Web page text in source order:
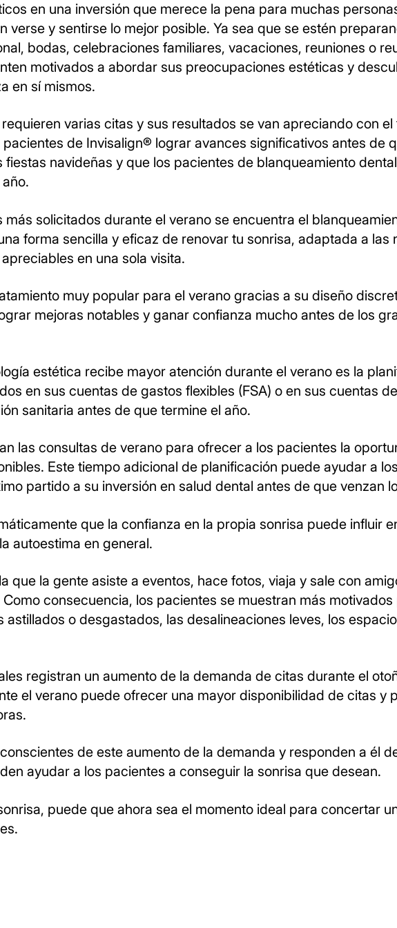
en una inversión que merece la pena para muchas
verse y sentirse lo mejor posible. Ya sea que se estén
bodas, celebraciones familiares, vacaciones, reuniones o
motivados a abordar sus preocupaciones estéticas y
en sí mismos.
varias citas y sus resultados se van apreciando con
de Invisalign® lograr avances significativos antes de
fiestas navideñas y que los pacientes de blanqueamiento
solicitados durante el verano se encuentra el
forma sencilla y eficaz de renovar tu sonrisa, adaptada a
en una sola visita.
muy popular para el verano gracias a su diseño
mejoras notables y ganar confianza mucho antes de los
estética recibe mayor atención durante el verano es la
en sus cuentas de gastos flexibles (FSA) o en sus cuentas
sanitaria antes de que termine el año.
las consultas de verano para ofrecer a los pacientes la
Este tiempo adicional de planificación puede ayudar a
partido a su inversión en salud dental antes de que venzan
que la confianza en la propia sonrisa puede influir
autoestima en general.
que la gente asiste a eventos, hace fotos, viaja y sale con
consecuencia, los pacientes se muestran más
o desgastados, las desalineaciones leves, los
registran un aumento de la demanda de citas durante el
el verano puede ofrecer una mayor disponibilidad de citas y
de este aumento de la demanda y responden a él
ayudar a los pacientes a conseguir la sonrisa que desean.
puede que ahora sea el momento ideal para concertar